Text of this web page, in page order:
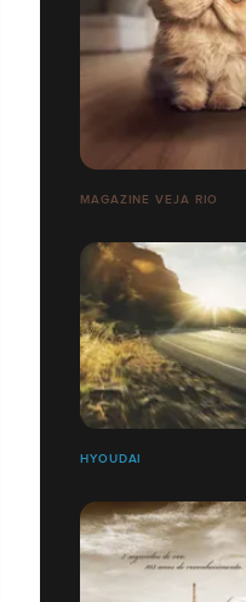
MAGAZINE VEJA RIO
HYOUDAI